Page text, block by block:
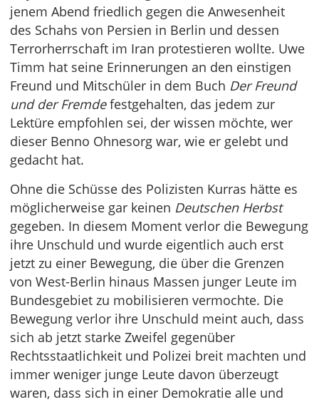
jenem Abend friedlich gegen die Anwesenheit
des Schahs von Persien in Berlin und dessen
Terrorherrschaft im Iran protestieren wollte. Uwe
Timm hat seine Erinnerungen an den einstigen
Freund und Mitschüler in dem Buch Der Freund
und der Fremdefestgehalten, das jedem zur
Lektüre empfohlen sei, der wissen möchte, wer
dieser Benno Ohnesorg war, wie er gelebt und
gedacht hat.
Ohne die Schüsse des Polizisten Kurras hätte es
möglicherweise gar keinen Deutschen Herbst
gegeben. In diesem Moment verlor die Bewegung
ihre Unschuld und wurde eigentlich auch erst
jetzt zu einer Bewegung, die über die Grenzen
von West-Berlin hinaus Massen junger Leute im
Bundesgebiet zu mobilisieren vermochte. Die
Bewegung verlor ihre Unschuld meint auch, dass
sich ab jetzt starke Zweifel gegenüber
Rechtsstaatlichkeit und Polizei breit machten und
immer weniger junge Leute davon überzeugt
waren, dass sich in einer Demokratie alle und